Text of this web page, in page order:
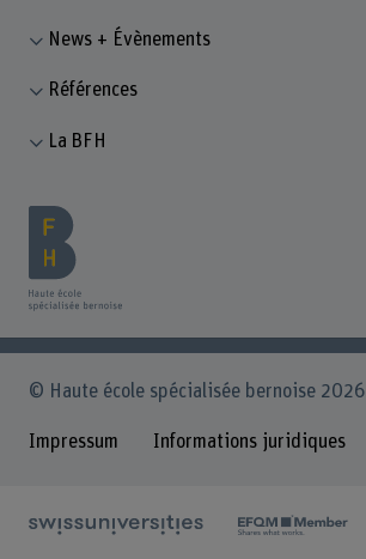
News + Évènements
Références
La BFH
© Haute école spécialisée bernoise 2026
Impressum Informations juridiques